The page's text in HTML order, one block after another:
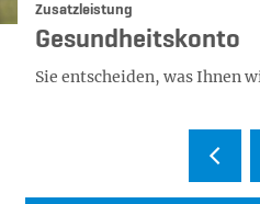
Kategorie:
Zusatzleistung
Gesundheitskonto
Sie entscheiden, was Ihnen